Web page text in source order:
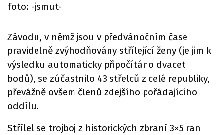
foto: -jsmut-
Závodu, v němž jsou v předvánočním čase
pravidelně zvýhodňovány střílející ženy (je jim k
výsledku automaticky připočítáno dvacet
bodů), se zúčastnilo 43 střelců z celé republiky,
převážně ovšem členů zdejšího pořádajícího
oddílu.
Střílel se trojboj z historických zbraní 3×5 ran